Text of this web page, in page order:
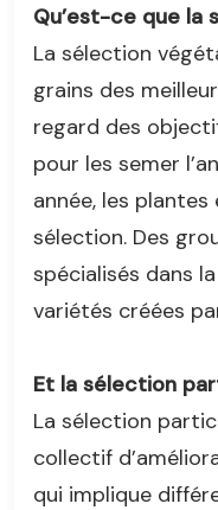
Qu’est-ce que la
La sélection
grains des
regard des
pour les semer
année, les
sélection. Des
spécialisés dans
variétés créées
Et la sélection
La sélection
collectif
qui implique